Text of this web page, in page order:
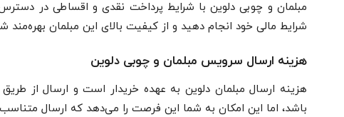
مبلمان و چوبی دلوین با شرایط پرداخت نقدی و اقساطی در
شرایط مالی خود انجام دهید و از کیفیت بالای این مبلمان بهره‌مند
هزینه ارسال سرویس مبلمان و چوبی دلوین
هزینه ارسال مبلمان دلوین به عهده خریدار است و ارسال از
باشد، اما این امکان به شما این فرصت را می‌دهد که ارسال متناسب